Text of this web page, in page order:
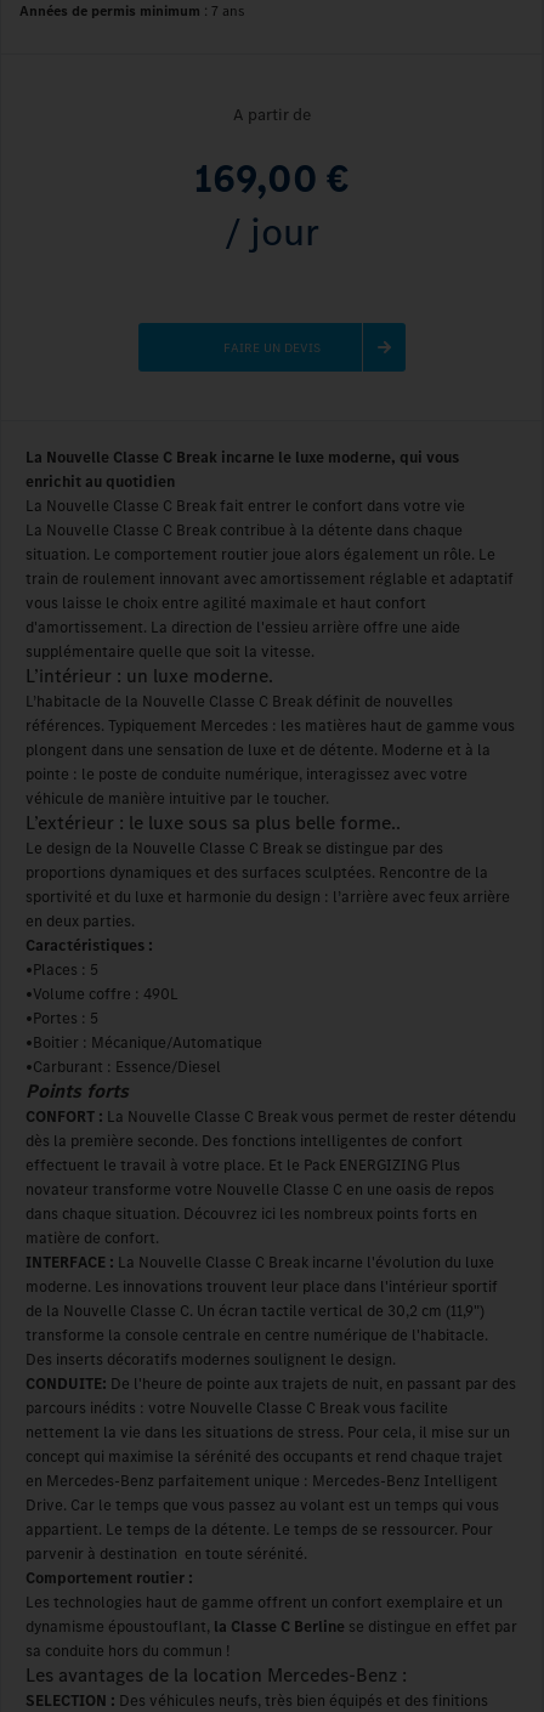
Années de permis minimum : 7 ans
A partir de
169,00 €
/ jour
FAIRE UN DEVIS
La Nouvelle Classe C Break incarne le luxe moderne, qui vous
enrichit au quotidien
La Nouvelle Classe C Break fait entrer le confort dans votre vie
La Nouvelle Classe C Break contribue à la détente dans chaque
situation. Le comportement routier joue alors également un rôle. Le
train de roulement innovant avec amortissement réglable et adaptatif
vous laisse le choix entre agilité maximale et haut confort
d'amortissement. La direction de l'essieu arrière offre une aide
supplémentaire quelle que soit la vitesse.
L’intérieur : un luxe moderne.
L’habitacle de la Nouvelle Classe C Break définit de nouvelles
références. Typiquement Mercedes : les matières haut de gamme vous
plongent dans une sensation de luxe et de détente. Moderne et à la
pointe : le poste de conduite numérique, interagissez avec votre
véhicule de manière intuitive par le toucher.
L’extérieur : le luxe sous sa plus belle forme..
Le design de la Nouvelle Classe C Break se distingue par des
proportions dynamiques et des surfaces sculptées. Rencontre de la
sportivité et du luxe et harmonie du design : l’arrière avec feux arrière
en deux parties.
Caractéristiques :
•Places : 5
•Volume coffre : 490L
•Portes : 5
•Boitier : Mécanique/Automatique
•Carburant : Essence/Diesel
Points forts
CONFORT : La Nouvelle Classe C Break vous permet de rester détendu
dès la première seconde. Des fonctions intelligentes de confort
effectuent le travail à votre place. Et le Pack ENERGIZING Plus
novateur transforme votre Nouvelle Classe C en une oasis de repos
dans chaque situation. Découvrez ici les nombreux points forts en
matière de confort.
INTERFACE : La Nouvelle Classe C Break incarne l'évolution du luxe
moderne. Les innovations trouvent leur place dans l'intérieur sportif
de la Nouvelle Classe C. Un écran tactile vertical de 30,2 cm (11,9")
transforme la console centrale en centre numérique de l'habitacle.
Des inserts décoratifs modernes soulignent le design.
CONDUITE: De l'heure de pointe aux trajets de nuit, en passant par des
parcours inédits : votre Nouvelle Classe C Break vous facilite
nettement la vie dans les situations de stress. Pour cela, il mise sur un
concept qui maximise la sérénité des occupants et rend chaque trajet
en Mercedes-Benz parfaitement unique : Mercedes-Benz Intelligent
Drive. Car le temps que vous passez au volant est un temps qui vous
appartient. Le temps de la détente. Le temps de se ressourcer. Pour
parvenir à destination en toute sérénité.
Comportement routier :
Les technologies haut de gamme offrent un confort exemplaire et un
dynamisme époustouflant, la Classe C Berline se distingue en effet par
sa conduite hors du commun !
Les avantages de la location Mercedes-Benz :
SELECTION : Des véhicules neufs, très bien équipés et des finitions